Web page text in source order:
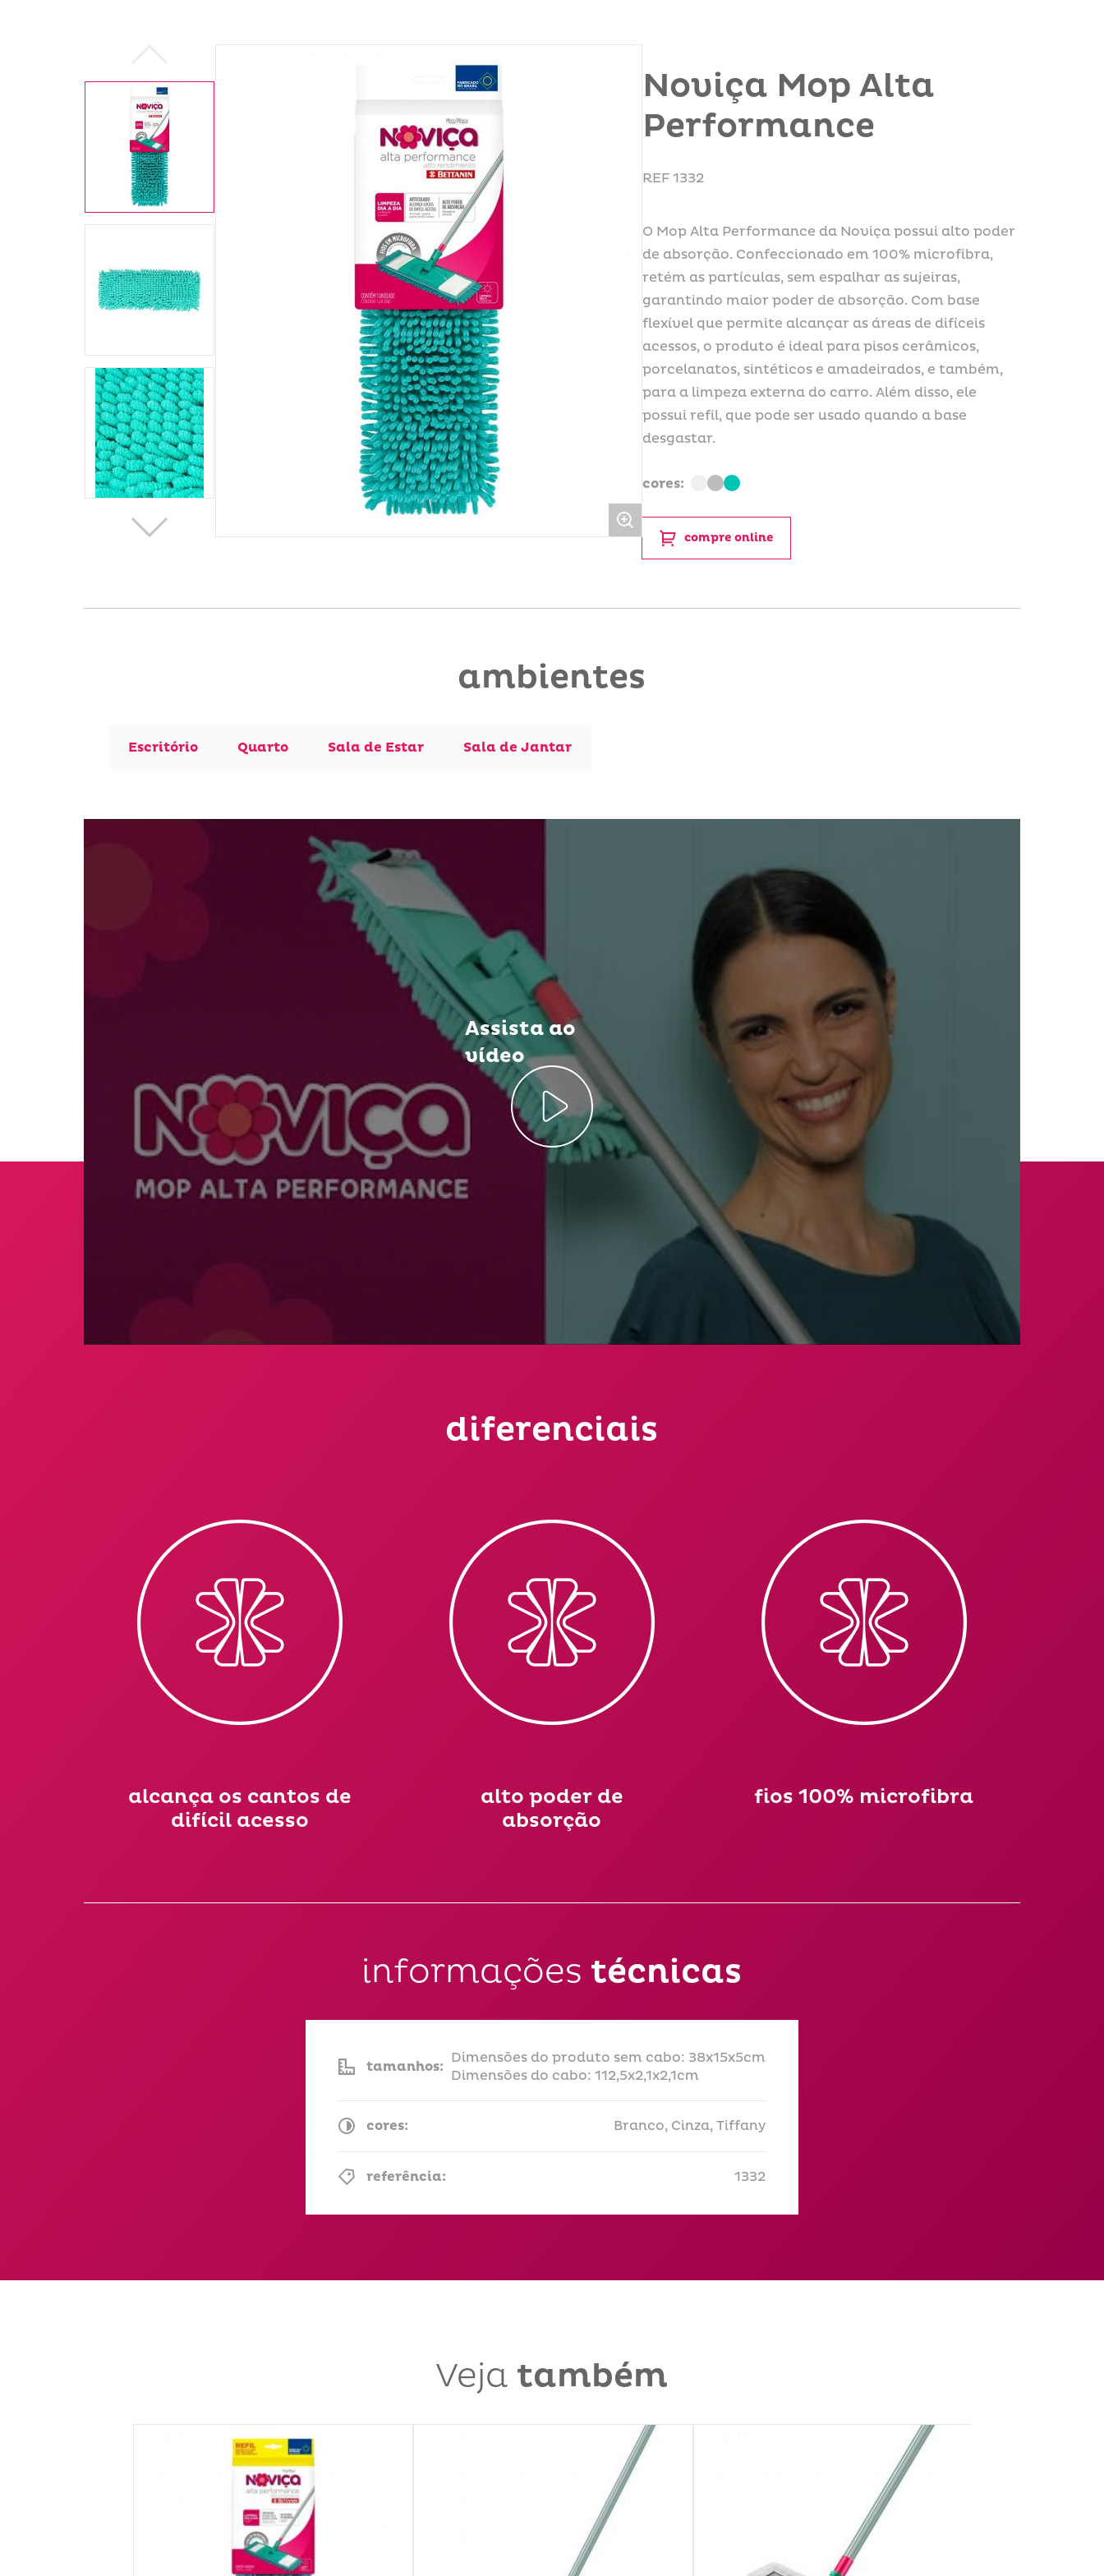
Noviça Mop Alta
Performance
REF 1332
O Mop Alta Performance da Noviça possui alto poder
de absorção. Confeccionado em 100% microfibra,
retém as partículas, sem espalhar as sujeiras,
garantindo maior poder de absorção. Com base
flexível que permite alcançar as áreas de difíceis
acessos, o produto é ideal para pisos cerâmicos,
porcelanatos, sintéticos e amadeirados, e também,
para a limpeza externa do carro. Além disso, ele
possui refil, que pode ser usado quando a base
desgastar.
cores:
compre online
ambientes
Escritório Quarto Sala de Estar Sala de Jantar
diferenciais
alcança os cantos de
difícil acesso
alto poder de
absorção
fios 100% microfibra
informações técnicas
tamanhos:
Dimensões do produto sem cabo: 38x15x5cm
Dimensões do cabo: 112,5x2,1x2,1cm
cores: Branco, Cinza, Tiffany
referência: 1332
Veja também